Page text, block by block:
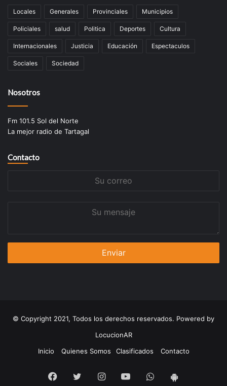
Locales Generales Provinciales Municipios
Policiales salud Politica Deportes Cultura
Internacionales Justicia Educación Espectaculos
Sociales Sociedad
Nosotros
Fm 101.5 Sol del Norte
La mejor radio de Tartagal
Contacto
© Copyright 2021, Todos los derechos reservados. Powered by
LocucionAR
Inicio
Quienes Somos Clasificados Contacto
Facebook
TwitterInstagramYoutubeWhatsapp